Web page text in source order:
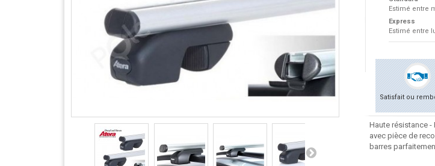
Estimé entre
Express
Estimé entre
Satisfait ou
Haute résistance
avec pièce de
barres